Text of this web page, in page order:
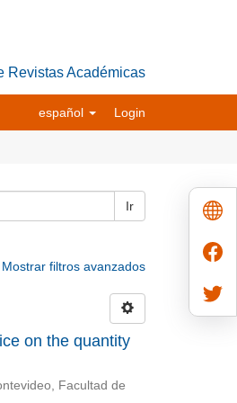
Revistas Académicas
español Login
Ir
Mostrar filtros avanzados
on the quantity
Facultad de